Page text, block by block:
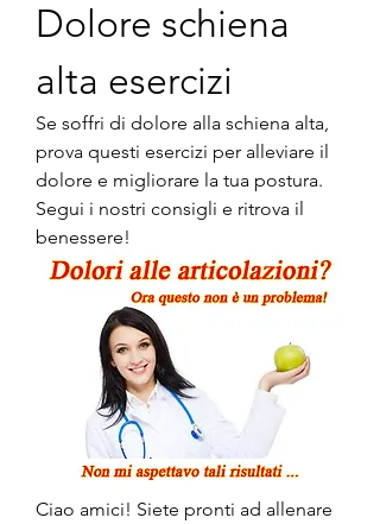
Dolore schiena
alta esercizi
Se soffri di dolore alla schiena alta,
prova questi esercizi per alleviare il
dolore e migliorare la tua postura.
Segui i nostri consigli e ritrova il
benessere!
Ciao amici! Siete pronti ad allenare